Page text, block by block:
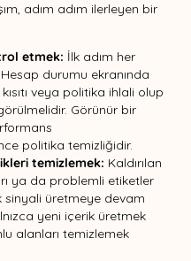
adım adım ilerleyen bir
etmek: İlk adım her
durumu ekranında
veya politika ihlali olup
Görünür bir
politika temizliğidir.
temizlemek: Kaldırılan
ya da problemli etiketler
sinyali üretmeye devam
yeni içerik üretmek
alanları temizlemek